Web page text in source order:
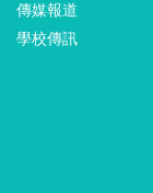
傳媒報道
學校傳訊